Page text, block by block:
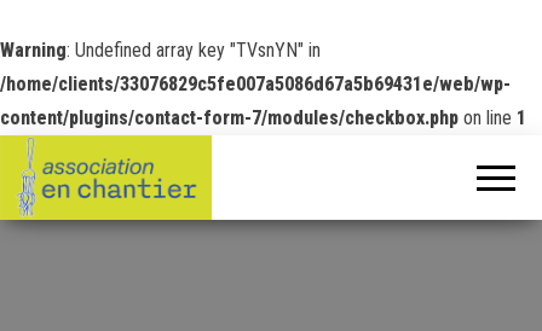
Warning: Undefined array key "TVsnYN" in
/home/clients/33076829c5fe007a5086d67a5b69431e/web/wp-
content/plugins/contact-form-7/modules/checkbox.php on line 1